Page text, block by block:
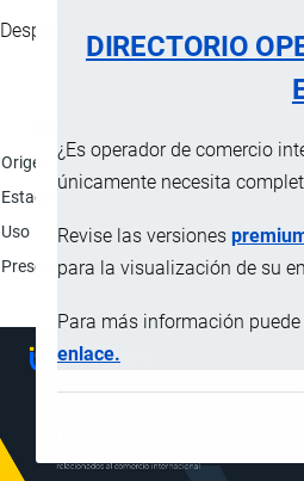
DIRECTORIO
¿Es operador de comercio
únicamente necesita
Revise las versiones
para la visualización de su
Para más información
enlace.
Despojo de cordero, congelado.
Origen
Cordero
Estado de conservación
Congelado a -18°
Uso
Como alimento
Presentación
Despojo, en